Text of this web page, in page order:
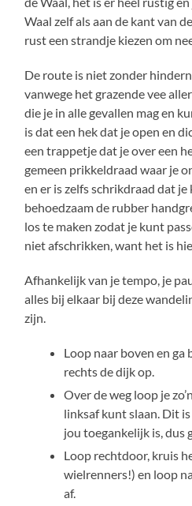
Waal zelf als aan de kant van
rust een strandje kiezen om
De route is niet zonder
vanwege het grazende vee
die je in alle gevallen mag en
is dat een hek dat je open en
een trappetje dat je over een
gemeen prikkeldraad waar je
en er is zelfs schrikdraad dat
behoedzaam de rubber
los te maken zodat je kunt
niet afschrikken, want het is
Afhankelijk van je tempo, je
alles bij elkaar bij deze
zijn.
Loop naar boven en ga
rechts de dijk op.
Over de weg loop je
linksaf kunt slaan. Dit is
jou toegankelijk is, dus
Loop rechtdoor, kruis
wielrenners!) en loop
af.